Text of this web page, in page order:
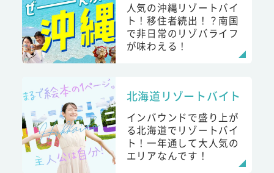
人気の沖縄リゾートバイ
ト！移住者続出！？南国
で非日常のリゾバライフ
が味わえる！
北海道リゾートバイト
インバウンドで盛り上が
る北海道でリゾートバイ
ト！一年通して大人気の
エリアなんです！